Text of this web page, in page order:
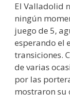
El Valladolid
ningún
juego de 5,
esperando el
transiciones.
de varias
por las
mostraron su